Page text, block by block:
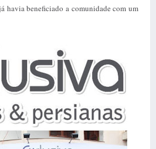
havia beneficiado a comunidade com um